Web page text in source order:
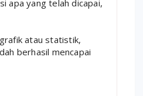
apa yang telah dicapai,
atau statistik,
berhasil mencapai